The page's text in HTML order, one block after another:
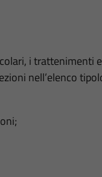
i trattenimenti
nell’elenco